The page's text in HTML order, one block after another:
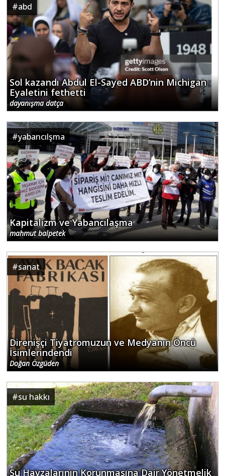
#abd
Sol kazandı Abdul El-Sayed ABD’nin Michigan
Eyaletini fethetti
dayanışma datça
#yabancılşma
Kapitalizm ve Yabancılaşma
mahmut balpetek
#sanat
Direnişçi Tiyatromuzun ve Medyanın Öncü
İsimlerindendi
Doğan Özgüden
#su hakkı
Su Havzalarının Korunmasına Dair Yönetmelik